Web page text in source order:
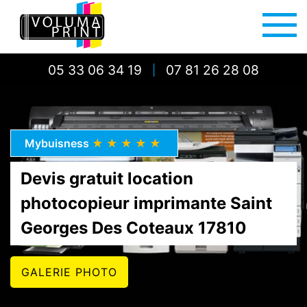
05 33 06 34 19 07 81 26 28 08
Mybuisness ★★★★★
Devis gratuit location
photocopieur imprimante Saint
Georges Des Coteaux 17810
GALERIE PHOTO